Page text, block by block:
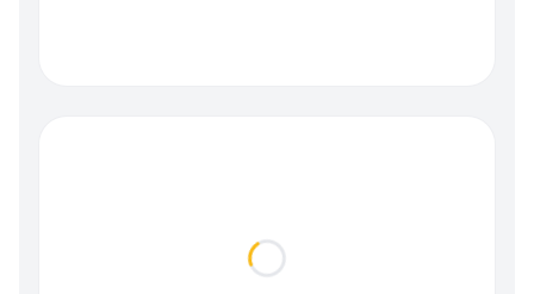
Loading...